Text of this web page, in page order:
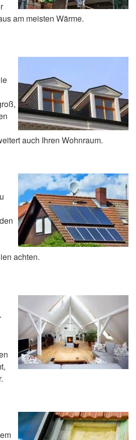
am meisten Wärme.
auch Ihren Wohnraum.
achten.